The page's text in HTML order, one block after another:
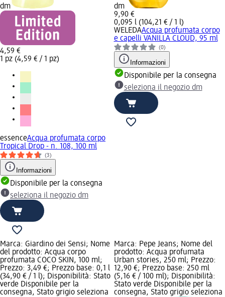
dm
4,59 €
1 pz (4,59 € / 1 pz)
essenceAcqua profumata corpo
Tropical Drop - n. 108, 100 ml
(3)
Informazioni
Disponibile per la consegna
seleziona il negozio dm
dm
9,90 €
0,095 l (104,21 € / 1 l)
WELEDAAcqua profumata corpo
e capelli VANILLA CLOUD, 95 ml
(0)
Informazioni
Disponibile per la consegna
seleziona il negozio dm
Marca: Giardino dei Sensi; Nome
del prodotto: Acqua corpo
profumata COCO SKIN, 100 ml;
Prezzo: 3,49 €; Prezzo base: 0,1 l
(34,90 € / 1 l); Disponibilità: Stato
verde Disponibile per la
consegna, Stato grigio seleziona
Marca: Pepe Jeans; Nome del
prodotto: Acqua profumata
Urban stories, 250 ml; Prezzo:
12,90 €; Prezzo base: 250 ml
(5,16 € / 100 ml); Disponibilità:
Stato verde Disponibile per la
consegna, Stato grigio seleziona